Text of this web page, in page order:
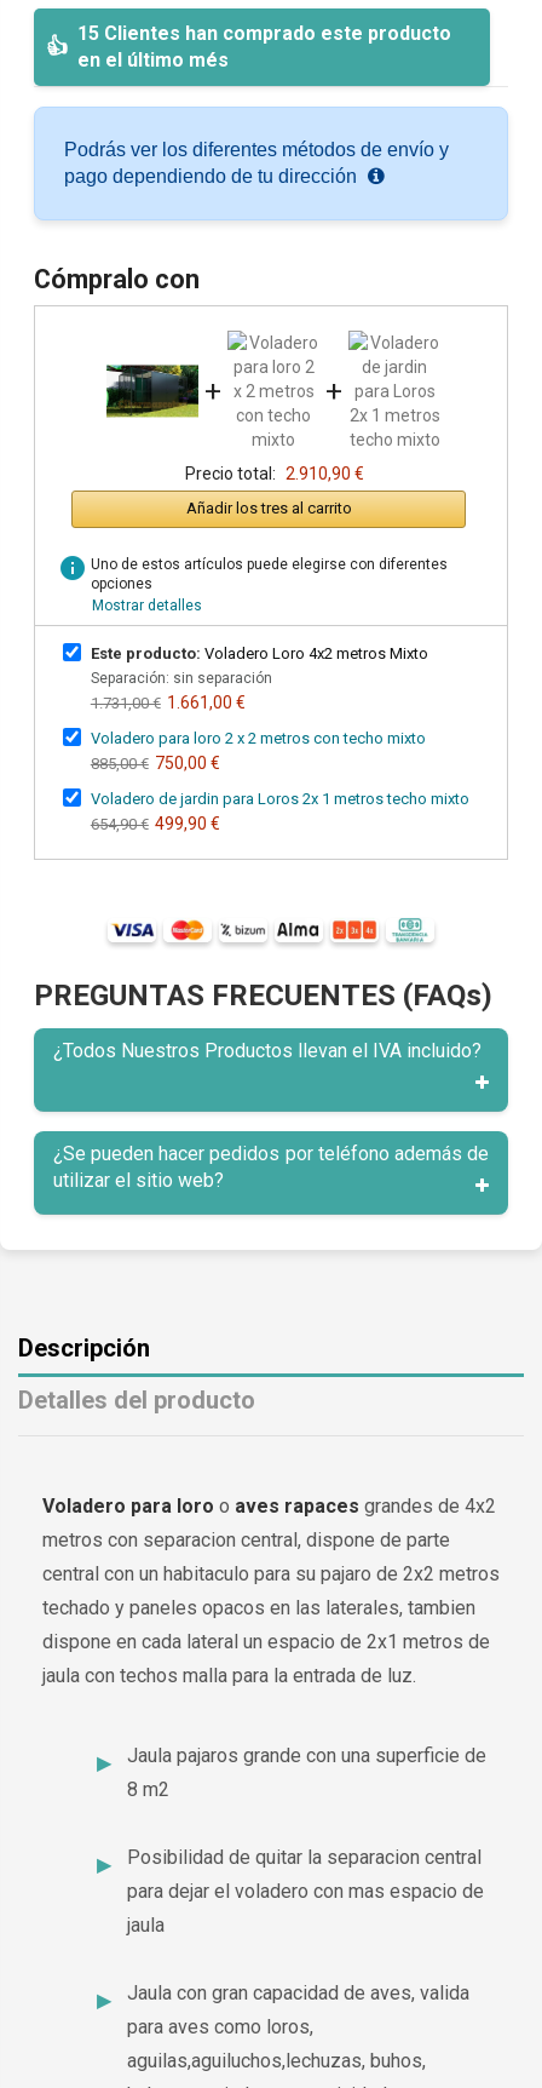
15 Clientes han comprado este producto
en el último més
Podrás ver los diferentes métodos de envío y
pago dependiendo de tu dirección
Cómpralo con
+ +
Precio total: 2.910,90 €
Añadir los tres al carrito
info Uno de estos artículos puede elegirse con diferentes
opciones
Mostrar detalles
Este producto: Voladero Loro 4x2 metros Mixto
Separación: sin separación
1.731,00 € 1.661,00 €
Voladero para loro 2 x 2 metros con techo mixto
885,00 € 750,00 €
Voladero de jardin para Loros 2x 1 metros techo mixto
654,90 € 499,90 €
PREGUNTAS FRECUENTES (FAQs)
¿Todos Nuestros Productos llevan el IVA incluido?
¿Se pueden hacer pedidos por teléfono además de
utilizar el sitio web?
Descripción
Detalles del producto
Voladero para loro o aves rapaces grandes de 4x2
metros con separacion central, dispone de parte
central con un habitaculo para su pajaro de 2x2 metros
techado y paneles opacos en las laterales, tambien
dispone en cada lateral un espacio de 2x1 metros de
jaula con techos malla para la entrada de luz.
Jaula pajaros grande con una superficie de
8 m2
Posibilidad de quitar la separacion central
para dejar el voladero con mas espacio de
jaula
Jaula con gran capacidad de aves, valida
para aves como loros,
aguilas,aguiluchos,lechuzas, buhos,